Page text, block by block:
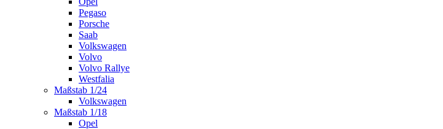
Pegaso
Porsche
Saab
Volkswagen
Volvo
Volvo Rallye
Westfalia
Maßstab 1/24
Volkswagen
Maßstab 1/18
Opel